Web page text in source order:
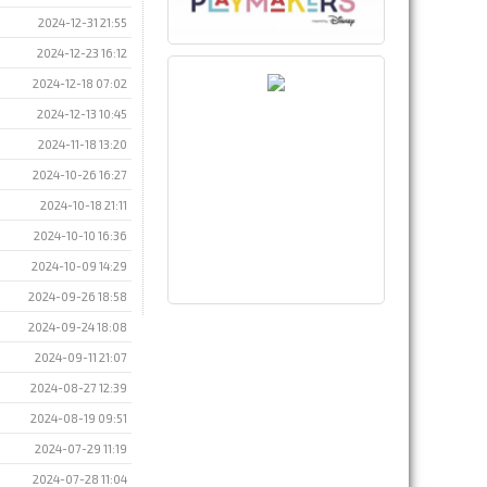
2024-12-31 21:55
2024-12-23 16:12
2024-12-18 07:02
2024-12-13 10:45
2024-11-18 13:20
2024-10-26 16:27
2024-10-18 21:11
2024-10-10 16:36
2024-10-09 14:29
2024-09-26 18:58
2024-09-24 18:08
2024-09-11 21:07
2024-08-27 12:39
2024-08-19 09:51
2024-07-29 11:19
2024-07-28 11:04